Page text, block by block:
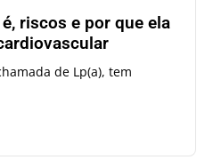
riscos e por que ela
de Lp(a), tem